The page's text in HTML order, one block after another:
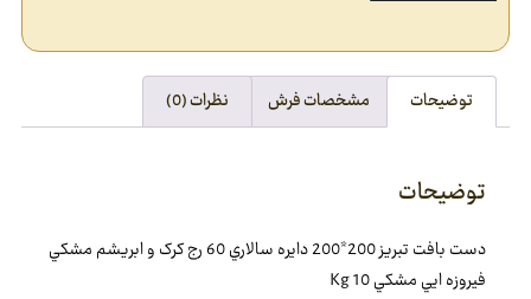
توضیحات مشخصات فرش نظرات (0)
توضیحات
دست بافت تبريز 200*200 دايره سالاري 60 رج کرک و ابريشم مشکي
فيروزه ايي مشکي 10 Kg